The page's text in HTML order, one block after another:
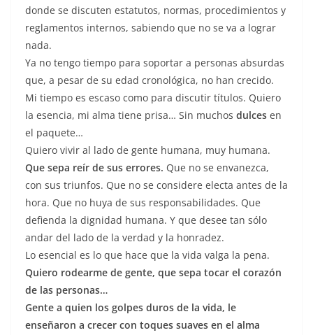
donde se discuten estatutos, normas, procedimientos y
reglamentos internos, sabiendo que no se va a lograr
nada.
Ya no tengo tiempo para soportar a personas absurdas
que, a pesar de su edad cronológica, no han crecido.
Mi tiempo es escaso como para discutir títulos. Quiero
la esencia, mi alma tiene prisa… Sin muchos dulces en
el paquete…
Quiero vivir al lado de gente humana, muy humana.
Que sepa reír de sus errores. Que no se envanezca,
con sus triunfos. Que no se considere electa antes de la
hora. Que no huya de sus responsabilidades. Que
defienda la dignidad humana. Y que desee tan sólo
andar del lado de la verdad y la honradez.
Lo esencial es lo que hace que la vida valga la pena.
Quiero rodearme de gente, que sepa tocar el corazón
de las personas…
Gente a quien los golpes duros de la vida, le
enseñaron a crecer con toques suaves en el alma